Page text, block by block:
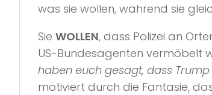
was sie wollen, während sie
Sie WOLLEN, dass Polizei an
US-Bundesagenten vermöbelt
haben euch gesagt, dass
motiviert durch die Fantasie,